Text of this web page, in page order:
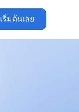
เริ่มต้นเลย